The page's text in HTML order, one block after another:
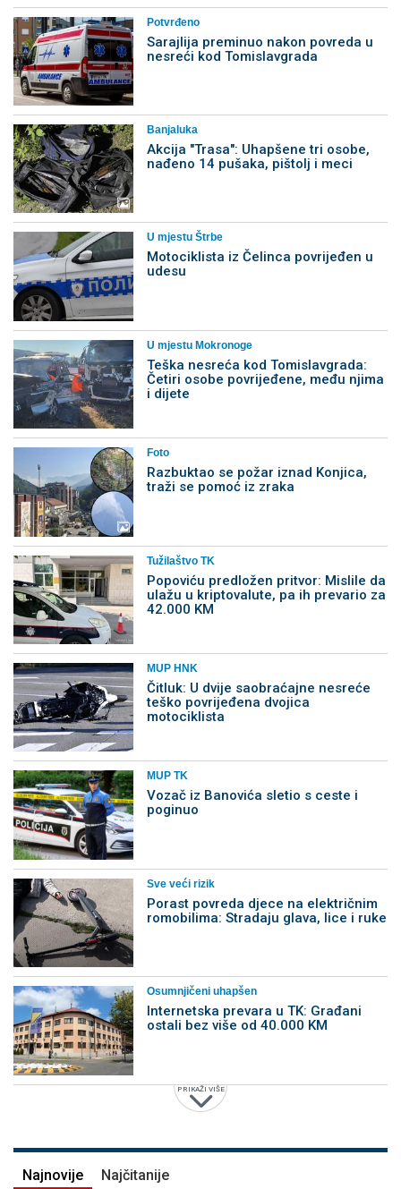
Potvrđeno
Sarajlija preminuo nakon povreda u
nesreći kod Tomislavgrada
Banjaluka
Akcija "Trasa": Uhapšene tri osobe,
nađeno 14 pušaka, pištolj i meci
U mjestu Štrbe
Motociklista iz Čelinca povrijeđen u
udesu
U mjestu Mokronoge
Teška nesreća kod Tomislavgrada:
Četiri osobe povrijeđene, među njima
i dijete
Foto
Razbuktao se požar iznad Konjica,
traži se pomoć iz zraka
Tužilaštvo TK
Popoviću predložen pritvor: Mislile da
ulažu u kriptovalute, pa ih prevario za
42.000 KM
MUP HNK
Čitluk: U dvije saobraćajne nesreće
teško povrijeđena dvojica
motociklista
MUP TK
Vozač iz Banovića sletio s ceste i
poginuo
Sve veći rizik
Porast povreda djece na električnim
romobilima: Stradaju glava, lice i ruke
Osumnjičeni uhapšen
Internetska prevara u TK: Građani
ostali bez više od 40.000 KM
PRIKAŽI VIŠE
Najnovije Najčitanije